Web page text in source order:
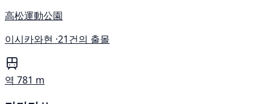
高松運動公園
이시카와현 ·21건의 출몰
역 781 m